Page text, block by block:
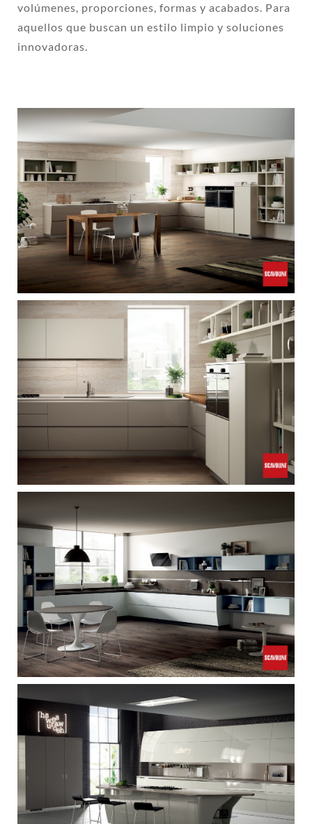
volúmenes, proporciones, formas y acabados. Para
aquellos que buscan un estilo limpio y soluciones
innovadoras.